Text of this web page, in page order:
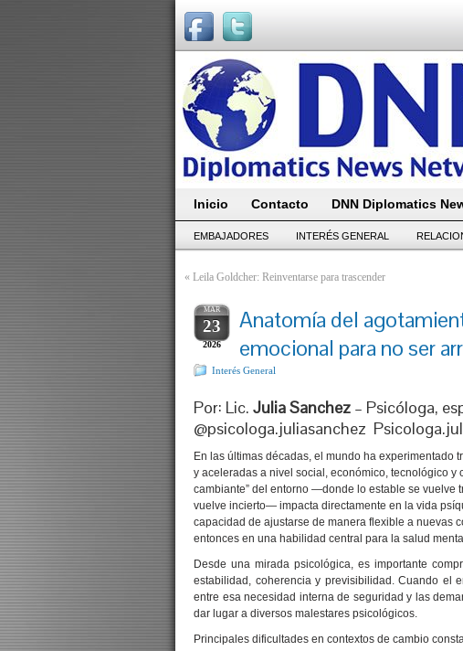
Inicio Contacto DNN Diplomatics
EMBAJADORES INTERÉS GENERAL
« Leila Goldcher: Reinventarse para trascender
MAR
23
2026
Anatomía del
emocional para no ser
Interés General
Por: Lic. Julia Sanchez – Psicóloga,
@psicologa.juliasanchez
En las últimas décadas, el mundo ha experimentado
y aceleradas a nivel social, económico, tecnológico y
cambiante” del entorno —donde lo estable se vuelve
vuelve incierto— impacta directamente en la vida
capacidad de ajustarse de manera flexible a nuevas
entonces en una habilidad central para la salud
Desde una mirada psicológica, es importante
estabilidad, coherencia y previsibilidad. Cuando el
entre esa necesidad interna de seguridad y las
dar lugar a diversos malestares psicológicos.
Principales dificultades en contextos de cambio